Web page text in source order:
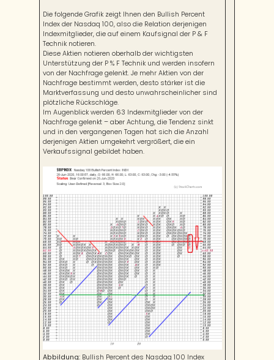
Die folgende Grafik zeigt Ihnen den Bullish Percent
Index der Nasdaq 100, also die Relation derjenigen
Indexmitglieder, die auf einem Kaufsignal der P & F
Technik notieren.
Diese Aktien notieren oberhalb der wichtigsten
Unterstützung der P % F Technik und werden insofern
von der Nachfrage gelenkt. Je mehr Aktien von der
Nachfrage bestimmt werden, desto stärker ist die
Marktverfassung und desto unwahrscheinlicher sind
plötzliche Rückschläge.
Im Augenblick werden 63 Indexmitglieder von der
Nachfrage gelenkt – aber Achtung, die Tendenz sinkt
und in den vergangenen Tagen hat sich die Anzahl
derjenigen Aktien umgekehrt vergrößert, die ein
Verkaufssignal gebildet haben.
Abbildung: Bullish Percent des Nasdaq 100 Index